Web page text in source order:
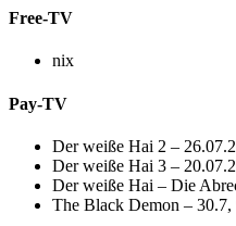
Free-TV
nix
Pay-TV
Der weiße Hai 2 –
Der weiße Hai 3 –
Der weiße Hai – Die
The Black Demon –